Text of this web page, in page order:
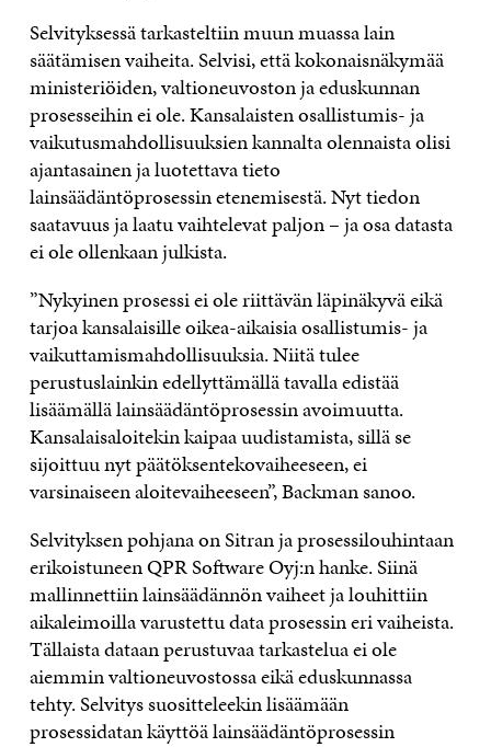
Selvityksessä tarkasteltiin muun muassa lain
säätämisen vaiheita. Selvisi, että kokonaisnäkymää
ministeriöiden, valtioneuvoston ja eduskunnan
prosesseihin ei ole. Kansalaisten osallistumis- ja
vaikutusmahdollisuuksien kannalta olennaista olisi
ajantasainen ja luotettava tieto
lainsäädäntöprosessin etenemisestä. Nyt tiedon
saatavuus ja laatu vaihtelevat paljon – ja osa datasta
ei ole ollenkaan julkista.
”Nykyinen prosessi ei ole riittävän läpinäkyvä eikä
tarjoa kansalaisille oikea-aikaisia osallistumis- ja
vaikuttamismahdollisuuksia. Niitä tulee
perustuslainkin edellyttämällä tavalla edistää
lisäämällä lainsäädäntöprosessin avoimuutta.
Kansalaisaloitekin kaipaa uudistamista, sillä se
sijoittuu nyt päätöksentekovaiheeseen, ei
varsinaiseen aloitevaiheeseen”, Backman sanoo.
Selvityksen pohjana on Sitran ja prosessilouhintaan
erikoistuneen QPR Software Oyj:n hanke. Siinä
mallinnettiin lainsäädännön vaiheet ja louhittiin
aikaleimoilla varustettu data prosessin eri vaiheista.
Tällaista dataan perustuvaa tarkastelua ei ole
aiemmin valtioneuvostossa eikä eduskunnassa
tehty. Selvitys suositteleekin lisäämään
prosessidatan käyttöä lainsäädäntöprosessin